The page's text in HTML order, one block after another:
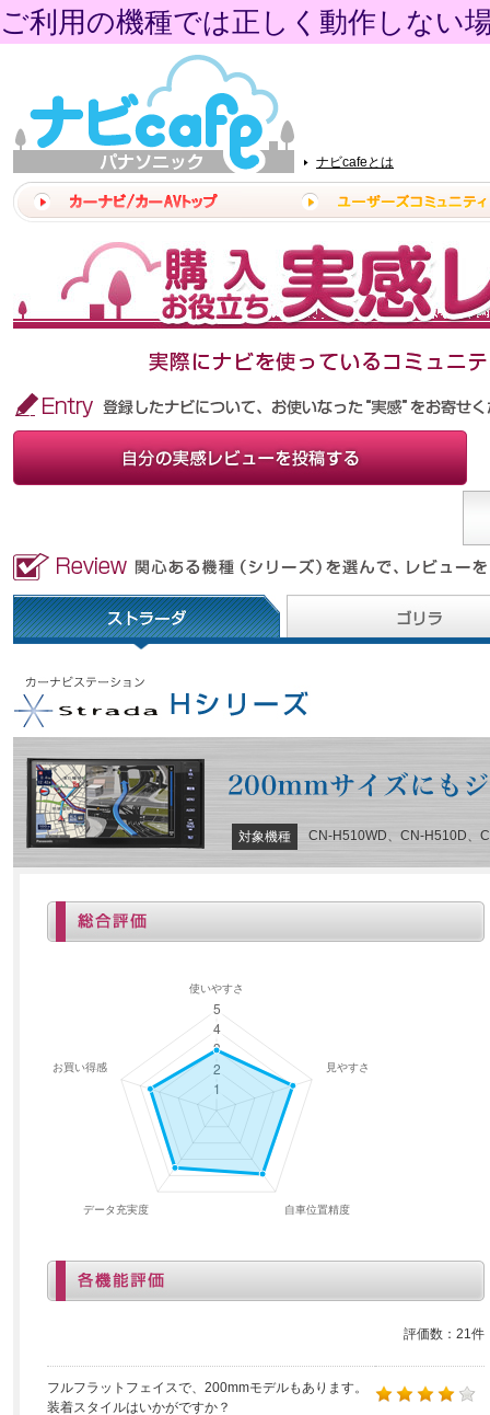
ご利用の機種では正しく動作しない
ナビcafeとは
対象機種 CN-H510WD、CN-H510D、
評価数：21件
フルフラットフェイスで、200mmモデルもあります。
装着スタイルはいかがですか？